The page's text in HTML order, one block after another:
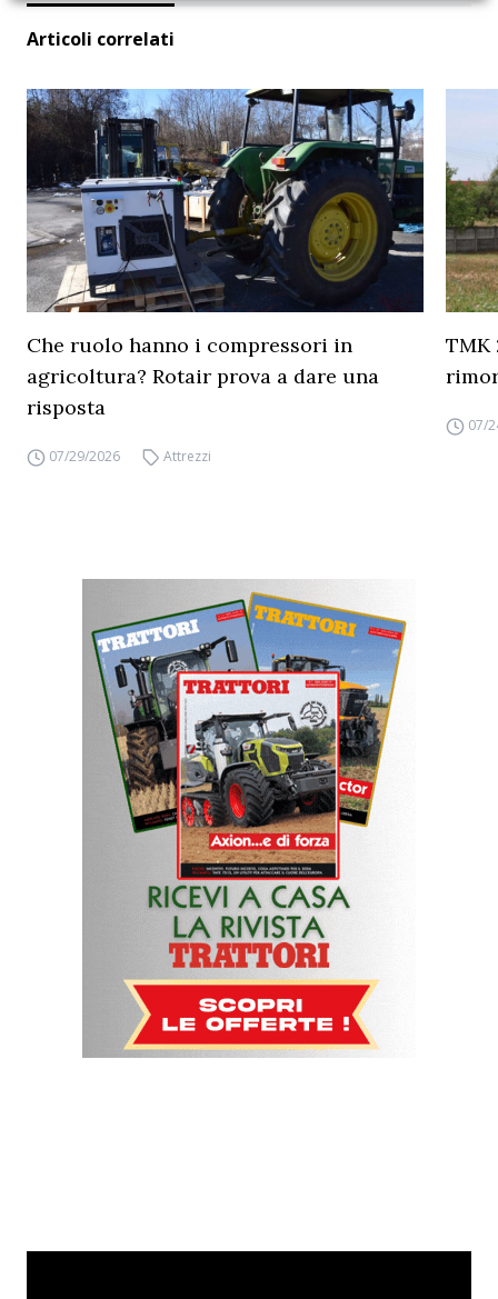
Articoli correlati
Che ruolo hanno i compressori in
agricoltura? Rotair prova a dare una
risposta
07/29/2026 Attrezzi
TMK
07/